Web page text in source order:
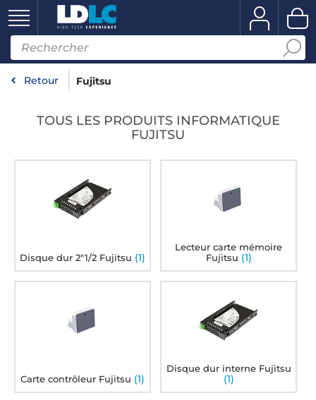
Retour Fujitsu
TOUS LES PRODUITS INFORMATIQUE
FUJITSU
Disque dur 2"1/2 Fujitsu (1)
Lecteur carte mémoire
Fujitsu (1)
Carte contrôleur Fujitsu (1)
Disque dur interne Fujitsu
(1)